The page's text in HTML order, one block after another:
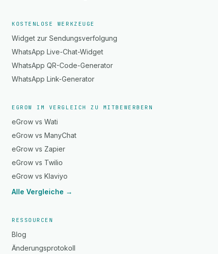
KOSTENLOSE WERKZEUGE
Widget zur Sendungsverfolgung
WhatsApp Live-Chat-Widget
WhatsApp QR-Code-Generator
WhatsApp Link-Generator
EGROW IM VERGLEICH ZU MITBEWERBERN
eGrow vs Wati
eGrow vs ManyChat
eGrow vs Zapier
eGrow vs Twilio
eGrow vs Klaviyo
Alle Vergleiche →
RESSOURCEN
Blog
Änderungsprotokoll